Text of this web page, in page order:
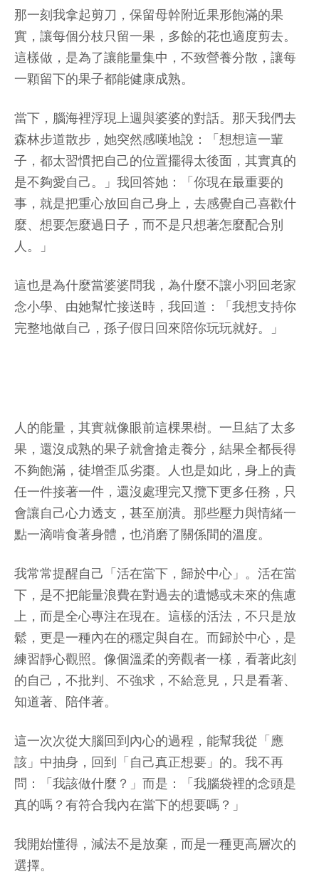
那一刻我拿起剪刀，保留母幹附近果形飽滿的果
實，讓每個分枝只留一果，多餘的花也適度剪去。
這樣做，是為了讓能量集中，不致營養分散，讓每
一顆留下的果子都能健康成熟。
當下，腦海裡浮現上週與婆婆的對話。那天我們去
森林步道散步，她突然感嘆地說：「想想這一輩
子，都太習慣把自己的位置擺得太後面，其實真的
是不夠愛自己。」我回答她：「你現在最重要的
事，就是把重心放回自己身上，去感覺自己喜歡什
麼、想要怎麼過日子，而不是只想著怎麼配合別
人。」
這也是為什麼當婆婆問我，為什麼不讓小羽回老家
念小學、由她幫忙接送時，我回道：「我想支持你
完整地做自己，孫子假日回來陪你玩玩就好。」
人的能量，其實就像眼前這棵果樹。一旦結了太多
果，還沒成熟的果子就會搶走養分，結果全都長得
不夠飽滿，徒增歪瓜劣棗。人也是如此，身上的責
任一件接著一件，還沒處理完又攬下更多任務，只
會讓自己心力透支，甚至崩潰。那些壓力與情緒一
點一滴啃食著身體，也消磨了關係間的溫度。
我常常提醒自己「活在當下，歸於中心」。活在當
下，是不把能量浪費在對過去的遺憾或未來的焦慮
上，而是全心專注在現在。這樣的活法，不只是放
鬆，更是一種內在的穩定與自在。而歸於中心，是
練習靜心觀照。像個溫柔的旁觀者一樣，看著此刻
的自己，不批判、不強求，不給意見，只是看著、
知道著、陪伴著。
這一次次從大腦回到內心的過程，能幫我從「應
該」中抽身，回到「自己真正想要」的。我不再
問：「我該做什麼？」而是：「我腦袋裡的念頭是
真的嗎？有符合我內在當下的想要嗎？」
我開始懂得，減法不是放棄，而是一種更高層次的
選擇。